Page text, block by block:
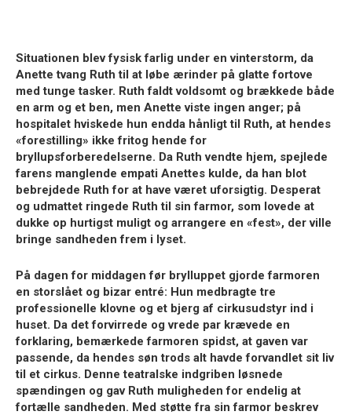
Situationen blev fysisk farlig under en vinterstorm, da
Anette tvang Ruth til at løbe ærinder på glatte fortove
med tunge tasker. Ruth faldt voldsomt og brækkede både
en arm og et ben, men Anette viste ingen anger; på
hospitalet hviskede hun endda hånligt til Ruth, at hendes
«forestilling» ikke fritog hende for
bryllupsforberedelserne. Da Ruth vendte hjem, spejlede
farens manglende empati Anettes kulde, da han blot
bebrejdede Ruth for at have været uforsigtig. Desperat
og udmattet ringede Ruth til sin farmor, som lovede at
dukke op hurtigst muligt og arrangere en «fest», der ville
bringe sandheden frem i lyset.
På dagen for middagen før brylluppet gjorde farmoren
en storslået og bizar entré: Hun medbragte tre
professionelle klovne og et bjerg af cirkusudstyr ind i
huset. Da det forvirrede og vrede par krævede en
forklaring, bemærkede farmoren spidst, at gaven var
passende, da hendes søn trods alt havde forvandlet sit liv
til et cirkus. Denne teatralske indgriben løsnede
spændingen og gav Ruth muligheden for endelig at
fortælle sandheden. Med støtte fra sin farmor beskrev